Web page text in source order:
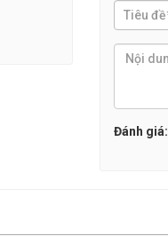
Đánh giá: